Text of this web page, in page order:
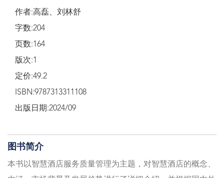
作者:高磊、刘林舒
字数:204
页数:164
版次:1
定价:49.2
ISBN:9787313311108
出版日期:2024/09
图书简介
本书以智慧酒店服务质量管理为主题，对智慧酒店的概念、